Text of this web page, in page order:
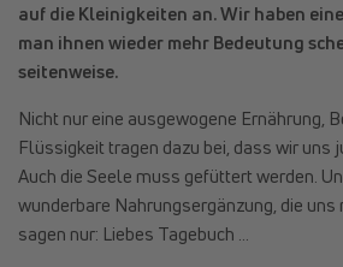
auf die Kleinigkeiten an. Wir haben
man ihnen wieder mehr Bedeutung
seitenweise.
Nicht nur eine ausgewogene Ernährung,
Flüssigkeit tragen dazu bei, dass wir uns
Auch die Seele muss gefüttert werden.
wunderbare Nahrungsergänzung, die
sagen nur: Liebes Tagebuch …